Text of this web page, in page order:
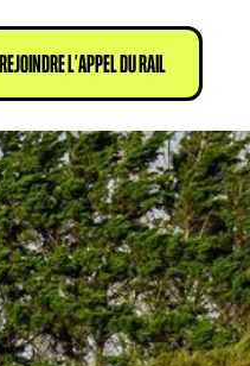
REJOINDRE L’APPEL DU RAIL